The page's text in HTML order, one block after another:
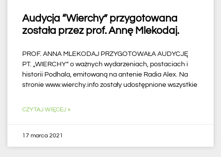
Audycja “Wierchy” przygotowana
została przez prof. Annę Mlekodaj.
PROF. ANNA MLEKODAJ PRZYGOTOWAŁA AUDYCJĘ
PT. „WIERCHY” o ważnych wydarzeniach, postaciach i
historii Podhala, emitowaną na antenie Radia Alex. Na
stronie www.wierchy.info zostały udostępnione wszystkie
CZYTAJ WIĘCEJ »
17 marca 2021